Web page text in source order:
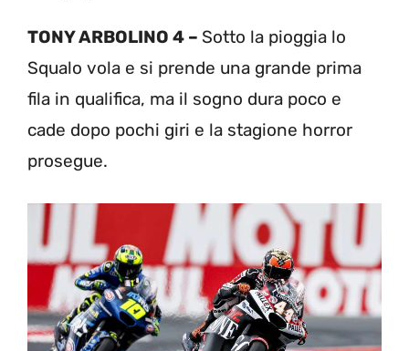
TONY ARBOLINO 4 – Sotto la pioggia lo
Squalo vola e si prende una grande prima
fila in qualifica, ma il sogno dura poco e
cade dopo pochi giri e la stagione horror
prosegue.